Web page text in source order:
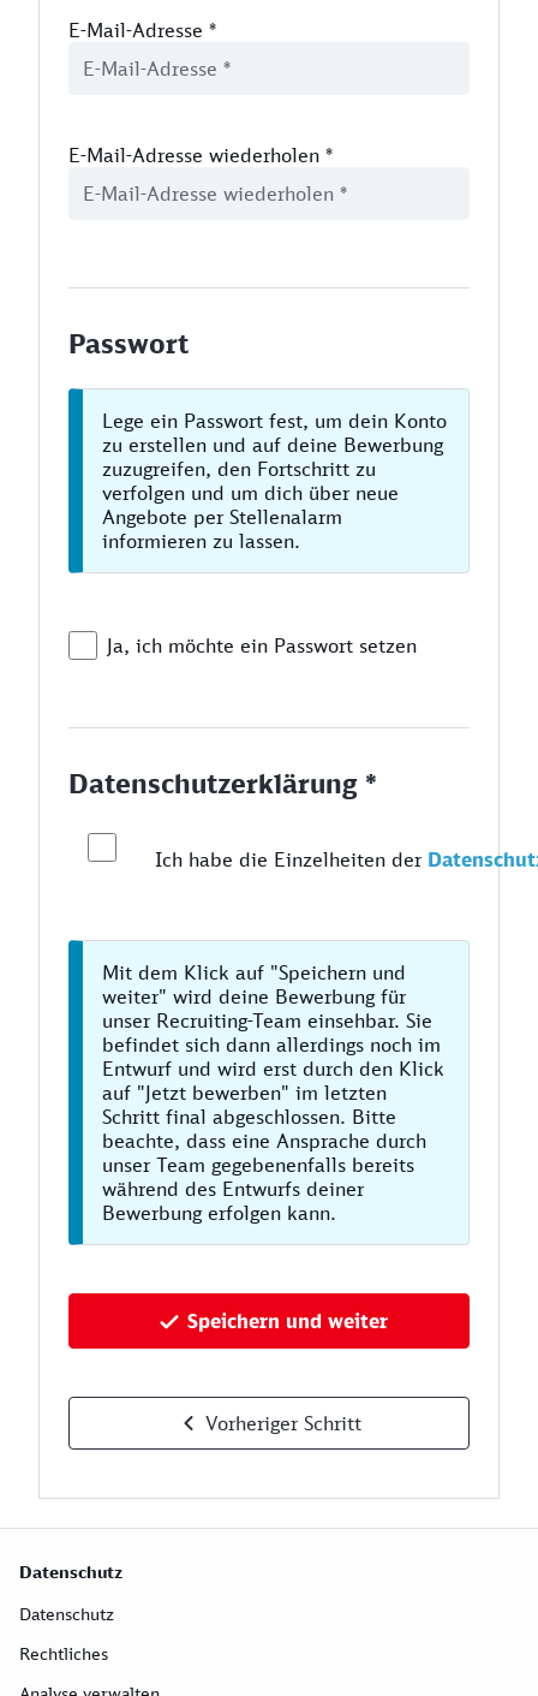
E-Mail-Adresse *
E-Mail-Adresse wiederholen *
Passwort
Lege ein Passwort fest, um dein Konto
zu erstellen und auf deine Bewerbung
zuzugreifen, den Fortschritt zu
verfolgen und um dich über neue
Angebote per Stellenalarm
informieren zu lassen.
Ja, ich möchte ein Passwort setzen
Datenschutzerklärung *
Ich habe die Einzelheiten der
Mit dem Klick auf "Speichern und
weiter" wird deine Bewerbung für
unser Recruiting-Team einsehbar. Sie
befindet sich dann allerdings noch im
Entwurf und wird erst durch den Klick
auf "Jetzt bewerben" im letzten
Schritt final abgeschlossen. Bitte
beachte, dass eine Ansprache durch
unser Team gegebenenfalls bereits
während des Entwurfs deiner
Bewerbung erfolgen kann.
Speichern und weiter
Vorheriger Schritt
Datenschutz
Datenschutz
Rechtliches